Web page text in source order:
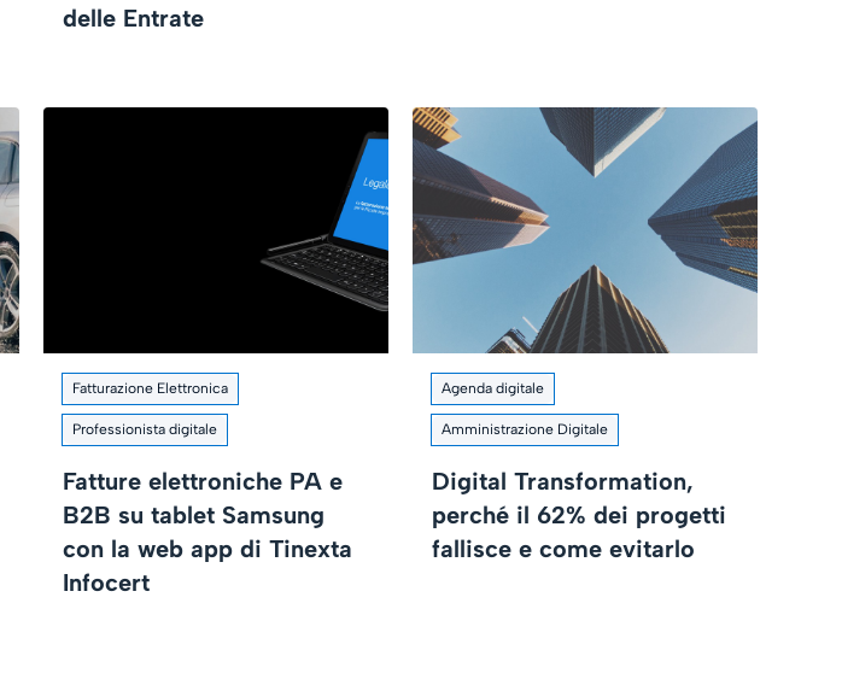
delle Entrate
Fatturazione Elettronica
Professionista digitale
Fatture elettroniche PA e
B2B su tablet Samsung
con la web app di Tinexta
Infocert
Agenda digitale
Amministrazione Digitale
Digital Transformation,
perché il 62% dei progetti
fallisce e come evitarlo